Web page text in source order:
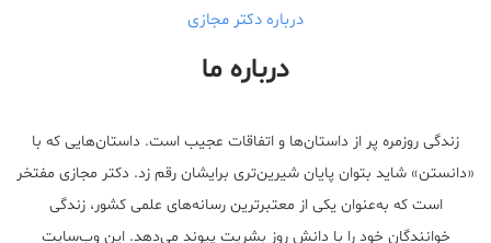
درباره دکتر مجازی
درباره ما
زندگی روزمره پر از داستان‌ها و اتفاقات عجیب است. داستان‌هایی که با
«دانستن» شاید بتوان پایان شیرین‌تری برایشان رقم زد. دکتر مجازی مفتخر
است که به‌عنوان یکی از معتبر‌ترین رسانه‌های علمی کشور، زندگی
خوانندگان خود را با دانش روز بشریت پیوند می‌دهد. این وب‌سایت